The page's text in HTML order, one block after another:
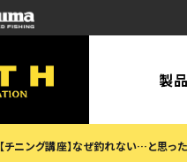
製
【チニング講座】なぜ釣れない…と思